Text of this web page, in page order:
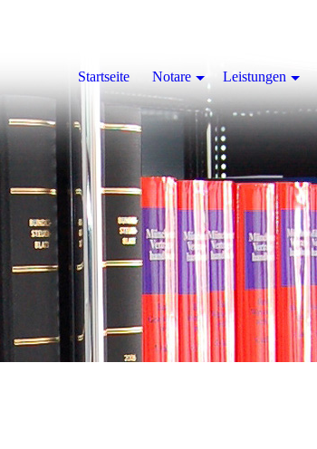
Startseite Notare Leistungen